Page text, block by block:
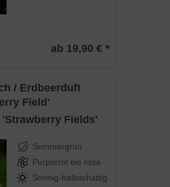
ab 19,90 € *
Field'
'Strawberry Fields'
Sommergrün
Purpurrot bis rosa
Sonnig-halbschattig